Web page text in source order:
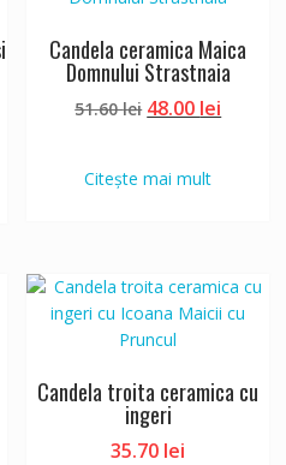
Candela ceramica Maica
Domnului Strastnaia
51.60lei Prețul
fost:
48.00 lei
Citește mai mult
Candela troita ceramica cu
ingeri
35.70 lei